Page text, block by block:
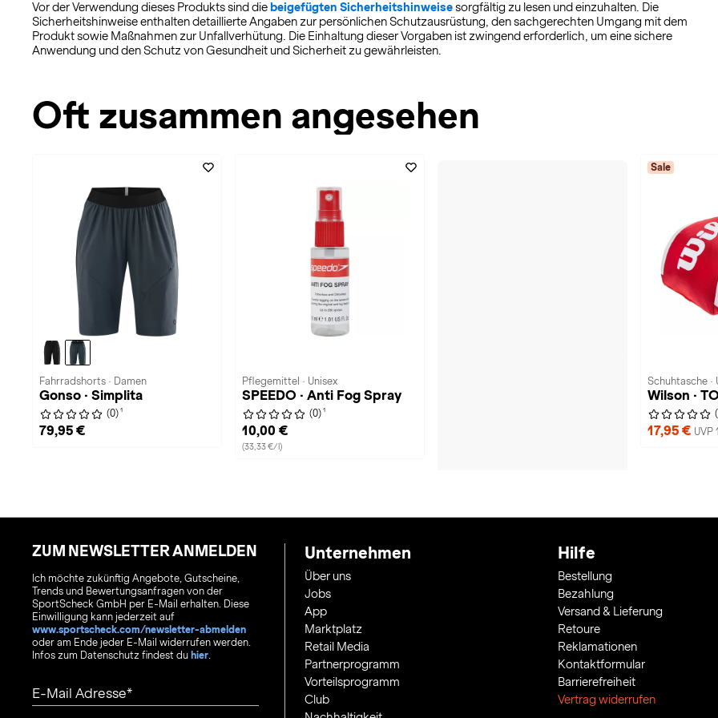
Vor der Verwendung dieses Produkts sind die beigefügten Sicherheitshinweisesorgfältig zu lesen und einzuhalten. Die
Sicherheitshinweise enthalten detaillierte Angaben zur persönlichen Schutzausrüstung, den sachgerechten Umgang mit dem
Produkt sowie Maßnahmen zur Unfallverhütung. Die Einhaltung dieser Vorgaben ist zwingend erforderlich, um eine sichere
Anwendung und den Schutz von Gesundheit und Sicherheit zu gewährleisten.
Oft zusammen angesehen
Fahrradshorts · Damen
Gonso · Simplita
(0) 1
79,95 €
Pflegemittel · Unisex
SPEEDO · Anti Fog Spray
(0) 1
10,00 €
(33,33 €/l)
Sale
Schuhtasche ·
Wilson ·
17,95 € UVP
ZUM NEWSLETTER ANMELDEN
Ich möchte zukünftig Angebote, Gutscheine,
Trends und Bewertungsanfragen von der
SportScheck GmbH per E-Mail erhalten. Diese
Einwilligung kann jederzeit auf
www.sportscheck.com/newsletter-abmelden
oder am Ende jeder E-Mail widerrufen werden.
Infos zum Datenschutz findest du hier.
E-Mail Adresse
Unternehmen
Über uns
Jobs
App
Marktplatz
Retail Media
Partnerprogramm
Vorteilsprogramm
Club
Hilfe
Bestellung
Bezahlung
Versand & Lieferung
Retoure
Reklamationen
Kontaktformular
Barrierefreiheit
Vertrag widerrufen